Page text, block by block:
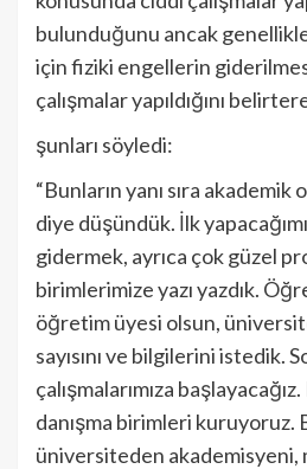
bulunduğunu ancak
için fiziki engellerin
çalışmalar yapıldığını
şunları söyledi:
“Bunların yanı sıra
diye düşündük. İlk
gidermek, ayrıca çok güzel
birimlerimize yazı yazdık.
öğretim üyesi olsun,
sayısını ve bilgilerini istedik.
çalışmalarımıza
danışma birimleri kuruyoruz.
üniversiteden akademisyeni,